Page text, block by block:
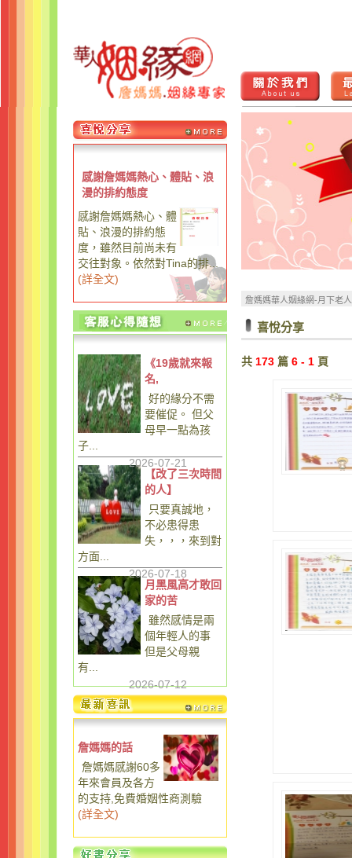
感謝詹媽媽熱心、體貼、浪
漫的排約態度
感謝詹媽媽熱心、體
貼、浪漫的排約態
度，雖然目前尚未有
交往對象。依然對Tina的排...
(詳全文)
《19歲就來報
名,
好的緣分不需
要催促。 但父
母早一點為孩
子...
2026-07-21
【改了三次時間
的人】
只要真誠地，
不必患得患
失，，，來到對
方面...
2026-07-18
月黑風高才敢回
家的苦
雖然感情是兩
個年輕人的事
但是父母親
有...
2026-07-12
詹媽媽的話
詹媽媽感謝60多
年來會員及各方
的支持,免費婚姻性商測驗
(詳全文)
詹媽媽華人姻緣網-月下老
喜悅分享
共 173 篇 6 - 1 頁